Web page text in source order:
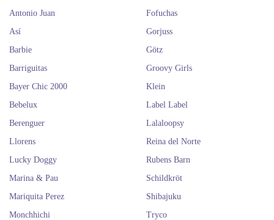
Antonio Juan
Así
Barbie
Barriguitas
Bayer Chic 2000
Bebelux
Berenguer
Fofuchas
Gorjuss
Götz
Groovy Girls
Klein
Label Label
Lalaloopsy
Llorens
Lucky Doggy
Marina & Pau
Mariquita Perez
Monchhichi
Reina del Norte
Rubens Barn
Schildkröt
Shibajuku
Tryco